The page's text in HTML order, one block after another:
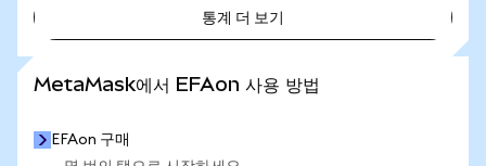
통계 더 보기
MetaMask에서 EFAon 사용 방법
EFAon 구매